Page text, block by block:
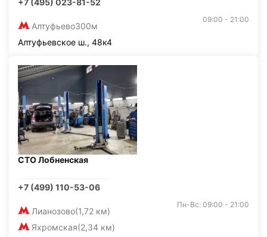
Алтуфьево300м
09:00 - 21:00
Алтуфьевское ш., 48к4
СТО Лобненская
+7 (499) 110-53-06
Лианозово(1,72 км)
Яхромская(2,34 км)
Пн-Вс: 09:00 - 21:00